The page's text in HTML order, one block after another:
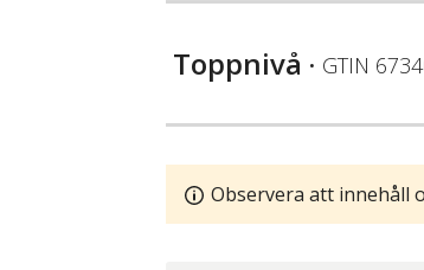
Toppnivå • GTIN
Observera att innehåll